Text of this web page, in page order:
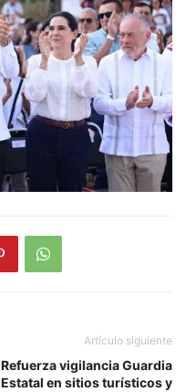
Artículo siguiente
Refuerza vigilancia Guardia
Estatal en sitios turísticos y